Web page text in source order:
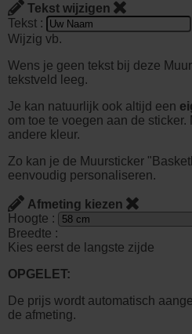
Tekst wijzigen
Tekst :
Wijzig vb.
Wens je geen tekst bij deze
tekstveld leeg.
Je kan natuurlijk ook altijd een
om toe te voegen aan de
andere kleur.
Zo kan je de Muursticker
eenvoudig personaliseren.
Afmeting kiezen
Hoogte :
Breedte :
Kies eerst de langste zijde
OPGELET:
De prijs wordt automatisch
de afmeting.